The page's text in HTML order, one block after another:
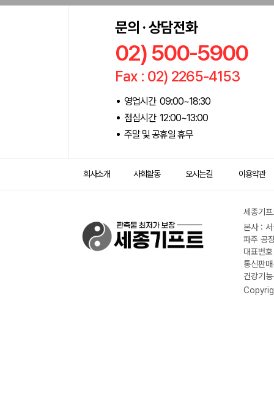
문의 · 상담전화
02) 500-5900
Fax : 02) 2265-4153
영업시간 09:00~18:30
점심시간 12:00~13:00
주말 및 공휴일 휴무
회사소개 사회활동 오시는길 이용약관
세종기
본사 :
파주 공
대표번
통신판
건강기